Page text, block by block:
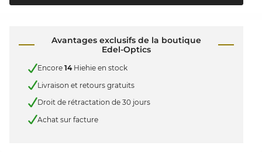
Avantages exclusifs de la boutique
Edel-Optics
Encore 14Hiehie en stock
Livraison et retours gratuits
Droit de rétractation de 30 jours
Achat sur facture